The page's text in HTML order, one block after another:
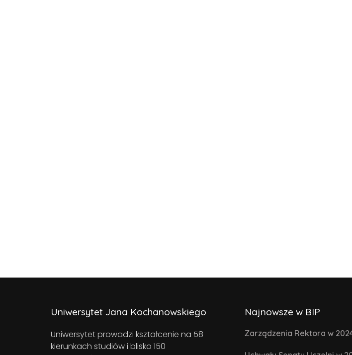
Uniwersytet Jana Kochanowskiego
Uniwersytet prowadzi kształcenie na 58
kierunkach studiów i blisko 150
Najnowsze w BIP
Zarządzenia Rektora w